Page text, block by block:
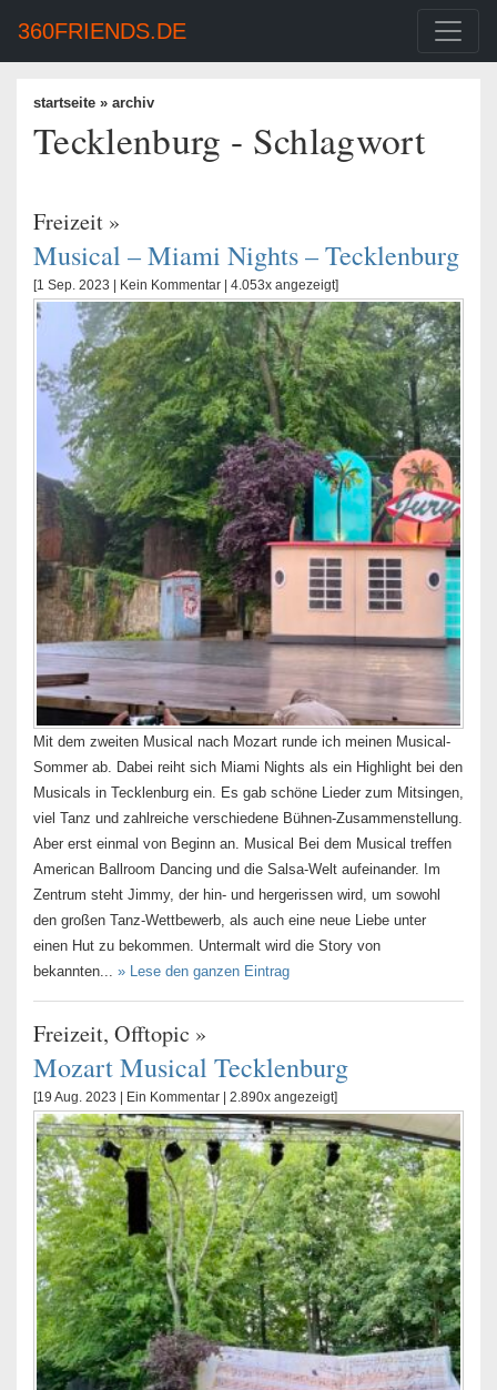
360FRIENDS.DE
startseite » archiv
Tecklenburg - Schlagwort
Freizeit »
Musical – Miami Nights – Tecklenburg
[1 Sep. 2023 | Kein Kommentar | 4.053x angezeigt]
Mit dem zweiten Musical nach Mozart runde ich meinen Musical-
Sommer ab. Dabei reiht sich Miami Nights als ein Highlight bei den
Musicals in Tecklenburg ein. Es gab schöne Lieder zum Mitsingen,
viel Tanz und zahlreiche verschiedene Bühnen-Zusammenstellung.
Aber erst einmal von Beginn an. Musical Bei dem Musical treffen
American Ballroom Dancing und die Salsa-Welt aufeinander. Im
Zentrum steht Jimmy, der hin- und hergerissen wird, um sowohl
den großen Tanz-Wettbewerb, als auch eine neue Liebe unter
einen Hut zu bekommen. Untermalt wird die Story von
bekannten... » Lese den ganzen Eintrag
Freizeit, Offtopic »
Mozart Musical Tecklenburg
[19 Aug. 2023 | Ein Kommentar | 2.890x angezeigt]